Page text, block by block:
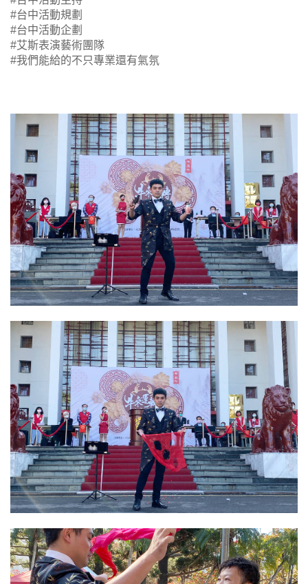
#台中活動規劃
#台中活動企劃
#艾斯表演藝術團隊
#我們能給的不只專業還有氣氛